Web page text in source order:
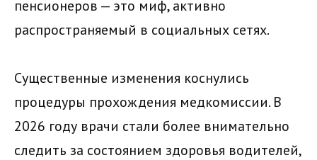
пенсионеров — это миф, активно
распространяемый в социальных сетях.
Существенные изменения коснулись
процедуры прохождения медкомиссии. В
2026 году врачи стали более внимательно
следить за состоянием здоровья водителей,